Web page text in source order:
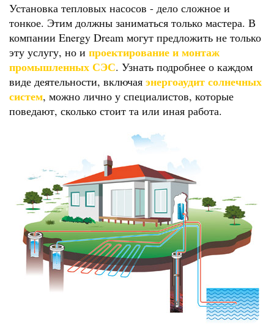
Установка тепловых насосов - дело сложное и
тонкое. Этим должны заниматься только мастера. В
компании Energy Dream могут предложить не только
эту услугу, но и проектирование и монтаж
промышленных СЭС. Узнать подробнее о каждом
виде деятельности, включая энергоаудит солнечных
систем, можно лично у специалистов, которые
поведают, сколько стоит та или иная работа.